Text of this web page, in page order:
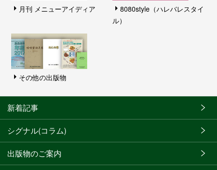
月刊 メニューアイディア
8080style（ハレバレスタイ
ル）
その他の出版物
新着記事
シグナル(コラム)
出版物のご案内